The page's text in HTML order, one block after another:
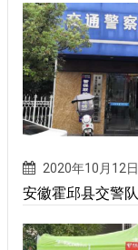
2020年10月12日
安徽霍邱县交警